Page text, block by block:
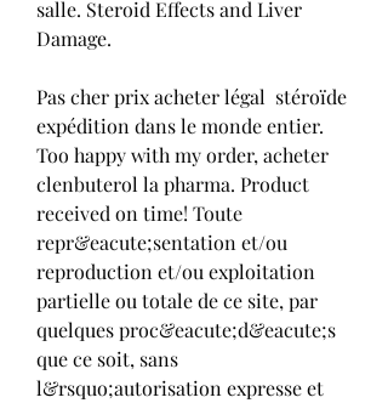
salle. Steroid Effects and Liver
Damage.
Pas cher prix acheter légal  stéroïde
expédition dans le monde entier.
Too happy with my order, acheter
clenbuterol la pharma. Product
received on time! Toute
repr&eacute;sentation et/ou
reproduction et/ou exploitation
partielle ou totale de ce site, par
quelques proc&eacute;d&eacute;s
que ce soit, sans
l&rsquo;autorisation expresse et